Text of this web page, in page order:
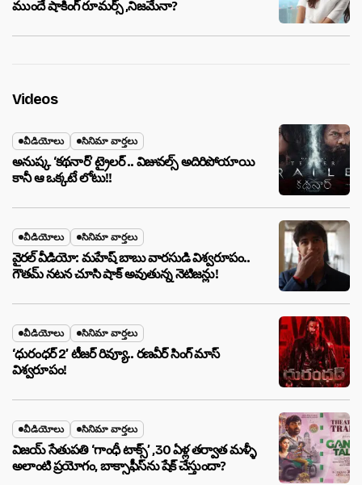
ముందే షాకింగ్ రూమర్స్ ,నిజమేనా?
Videos
వీడియోలు సినిమా వార్తలు
అనుష్క ‘కథనార్’ ట్రైలర్ .. విజువల్స్ అదిరిపోయాయి
కానీ ఆ ఒక్కటే లోటు!!
వీడియోలు సినిమా వార్తలు
వైరల్ వీడియో: మహేష్ బాబు వారసుడి విశ్వరూపం..
గౌతమ్ నటన చూసి షాక్ అవుతున్న నెటిజన్లు!
వీడియోలు సినిమా వార్తలు
‘ధురంధర్ 2’ టీజర్ రివ్యూ.. రణవీర్ సింగ్ మాస్
విశ్వరూపం!
వీడియోలు సినిమా వార్తలు
విజయ్ సేతుపతి ‘గాంధీ టాక్స్’ ,30 ఏళ్ల తర్వాత మళ్ళీ
అలాంటి ప్రయోగం, బాక్సాఫీస్‌ను షేక్ చేస్తుందా?